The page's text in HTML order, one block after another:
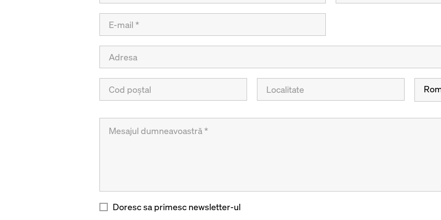
Doresc sa primesc newsletter-ul